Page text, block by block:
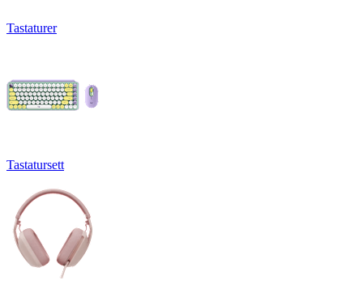
Tastaturer
Tastatursett